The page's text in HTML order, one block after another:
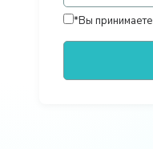
*Вы принимаете